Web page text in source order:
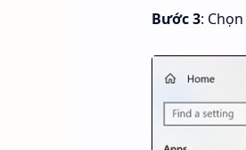
Bước 3: Chọn